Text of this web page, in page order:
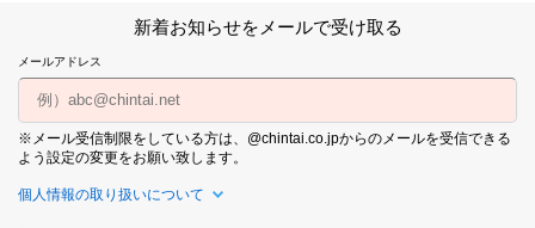
新着お知らせをメールで受け取る
メールアドレス
※メール受信制限をしている方は、@chintai.co.jpからのメールを受信できる
よう設定の変更をお願い致します。
個人情報の取り扱いについて